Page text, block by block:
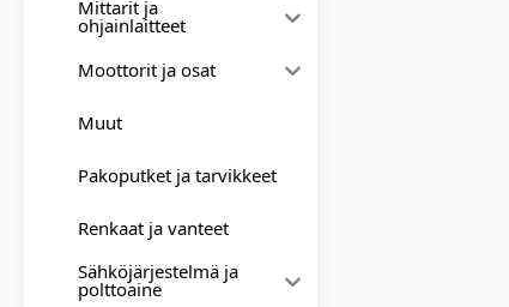
Mittarit ja
ohjainlaitteet
Moottorit ja osat
Muut
Pakoputket ja tarvikkeet
Renkaat ja vanteet
Sähköjärjestelmä ja
polttoaine